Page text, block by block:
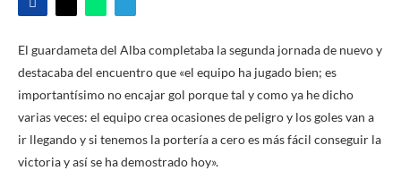
El guardameta del Alba completaba la segunda jornada de nuevo y
destacaba del encuentro que «el equipo ha jugado bien; es
importantísimo no encajar gol porque tal y como ya he dicho
varias veces: el equipo crea ocasiones de peligro y los goles van a
ir llegando y si tenemos la portería a cero es más fácil conseguir la
victoria y así se ha demostrado hoy».